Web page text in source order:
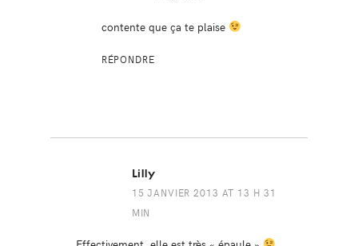
contente que ça te plaise
RÉPONDRE
Lilly
15 JANVIER 2013 AT 13 H 31
MIN